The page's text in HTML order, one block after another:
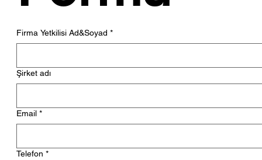
Firma Yetkilisi Ad&Soyad *
Şirket adı
Email *
Telefon *